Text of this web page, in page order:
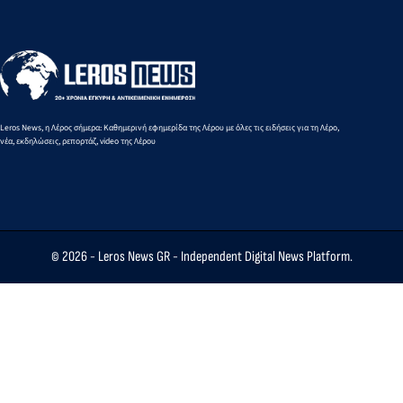
Leros News, η Λέρος σήμερα: Καθημερινή εφημερίδα της Λέρου με όλες τις ειδήσεις για τη Λέρο,
νέα, εκδηλώσεις, ρεπορτάζ, video της Λέρου
© 2026 - Leros News GR- Independent Digital News Platform.